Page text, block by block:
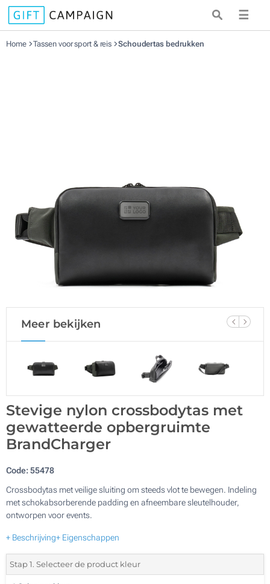
☰
Home Tassen voor sport & reis Schoudertas bedrukken
Meer bekijken
Stevige nylon crossbodytas met
gewatteerde opbergruimte
BrandCharger
Code:55478
Crossbodytas met veilige sluiting om steeds vlot te bewegen. Indeling
met schokabsorberende padding en afneembare sleutelhouder,
ontworpen voor events.
+ Beschrijving+ Eigenschappen
Stap 1. Selecteer de product kleur